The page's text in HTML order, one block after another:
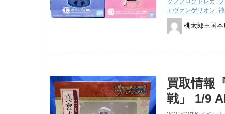
エヴァンゲリオン, 神
桃太郎王国
買取情報
戦」 ​1/9